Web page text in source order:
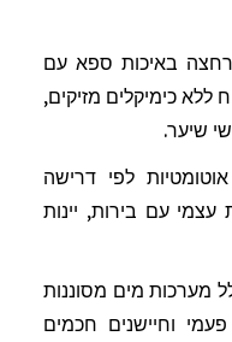
באיכות ספא עם
ללא כימיקלים מזיקים,
שיער.
לפי דרישה
עם בירות, יינות
מערכות מים מסוננות
וחיישנים חכמים